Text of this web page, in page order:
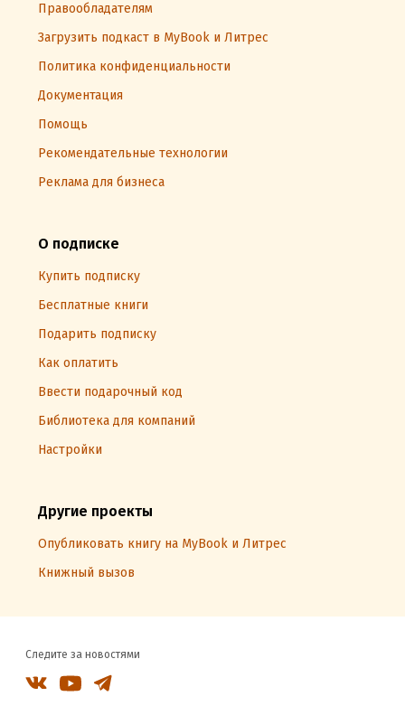
Правообладателям
Загрузить подкаст в MyBook и Литрес
Политика конфиденциальности
Документация
Помощь
Рекомендательные технологии
Реклама для бизнеса
О подписке
Купить подписку
Бесплатные книги
Подарить подписку
Как оплатить
Ввести подарочный код
Библиотека для компаний
Настройки
Другие проекты
Опубликовать книгу на MyBook и Литрес
Книжный вызов
Следите за новостями